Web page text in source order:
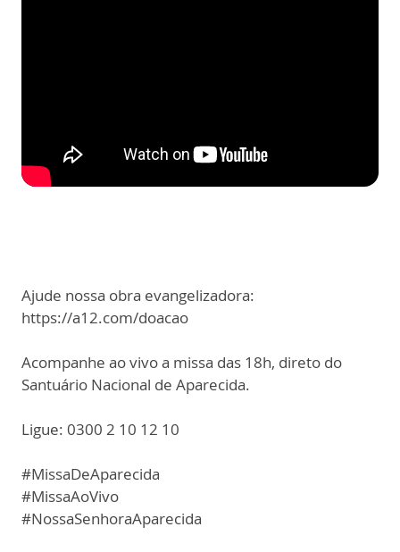
Ajude nossa obra evangelizadora:
https://a12.com/doacao
Acompanhe ao vivo a missa das 18h, direto do
Santuário Nacional de Aparecida.
Ligue: 0300 2 10 12 10
#MissaDeAparecida
#MissaAoVivo
#NossaSenhoraAparecida